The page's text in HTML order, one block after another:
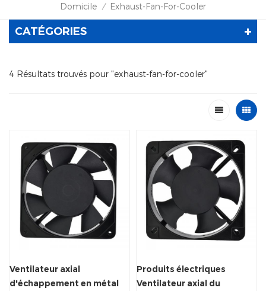
Domicile / Exhaust-Fan-For-Cooler
CATÉGORIES
4 Résultats trouvés pour "exhaust-fan-for-cooler"
Ventilateur axial
d'échappement en métal
Produits électriques
Ventilateur axial du